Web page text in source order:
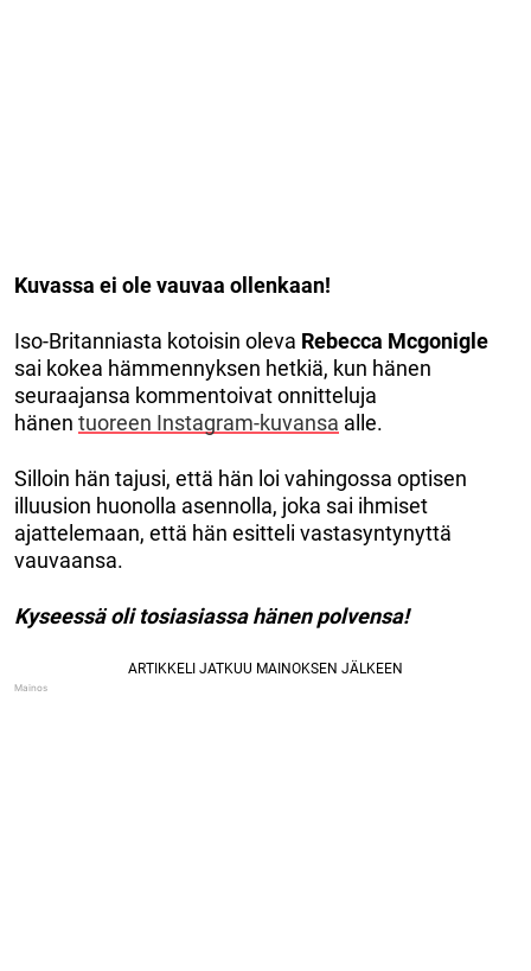
Kuvassa ei ole vauvaa ollenkaan!
Iso-Britanniasta kotoisin oleva Rebecca Mcgonigle
sai kokea hämmennyksen hetkiä, kun hänen
seuraajansa kommentoivat onnitteluja
hänen tuoreen Instagram-kuvansa alle.
Silloin hän tajusi, että hän loi vahingossa optisen
illuusion huonolla asennolla, joka sai ihmiset
ajattelemaan, että hän esitteli vastasyntynyttä
vauvaansa.
Kyseessä oli tosiasiassa hänen polvensa!